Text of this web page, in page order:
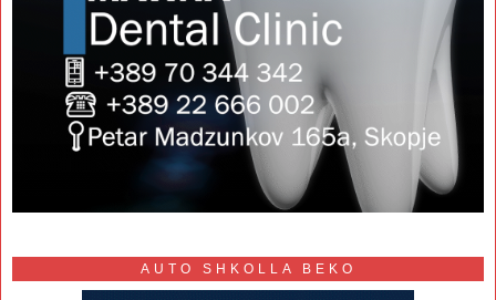
AUTO SHKOLLA BEKO